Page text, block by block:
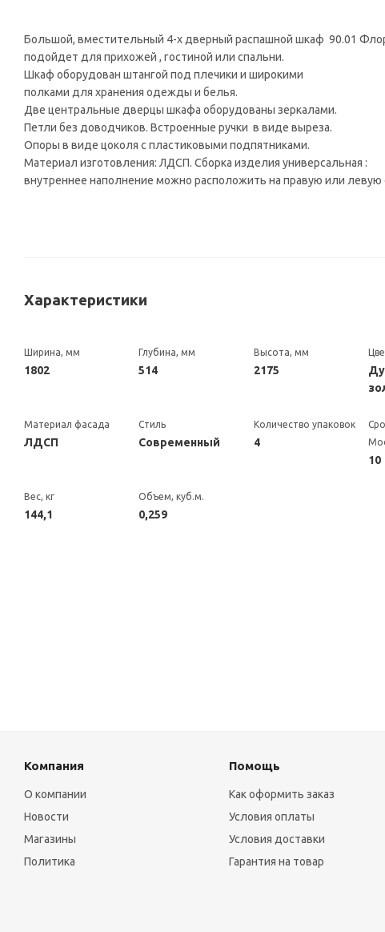
Большой, вместительный 4-х дверный распашной шкаф 90.01
подойдет для прихожей , гостиной или спальни.
Шкаф оборудован штангой под плечики и широкими
полками для хранения одежды и белья.
Две центральные дверцы шкафа оборудованы зеркалами.
Петли без доводчиков. Встроенные ручки в виде выреза.
Опоры в виде цоколя с пластиковыми подпятниками.
Материал изготовления: ЛДСП. Сборка изделия универсальная :
внутреннее наполнение можно расположить на правую или левую
Характеристики
Ширина, мм
1802
Глубина, мм
514
Высота, мм
2175
Материал фасада
ЛДСП
Стиль
Современный
Количество упаковок
4
10
Вес, кг
144,1
Объем, куб.м.
0,259
Компания
О компании
Новости
Магазины
Политика
Помощь
Как оформить заказ
Условия оплаты
Условия доставки
Гарантия на товар